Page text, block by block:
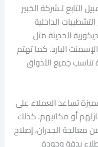
التابع لـشركة الخبير
الداخلية
الحديثة مثل
البارد. كما تهتم
جميع الأذواق
تساعد العملاء على
أو مكاتبهم. كذلك
معالجة الجدران، إصلاح
بدقة وجودة